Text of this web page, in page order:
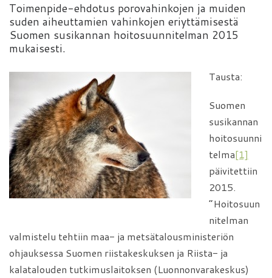
Toimenpide-ehdotus porovahinkojen ja muiden
suden aiheuttamien vahinkojen eriyttämisestä
Suomen susikannan hoitosuunnitelman 2015
mukaisesti.
Tausta:
Suomen
susikannan
hoitosuunni
telma[1]
päivitettiin
2015.
”Hoitosuun
nitelman
valmistelu tehtiin maa- ja metsätalousministeriön
ohjauksessa Suomen riistakeskuksen ja Riista- ja
kalatalouden tutkimuslaitoksen (Luonnonvarakeskus)